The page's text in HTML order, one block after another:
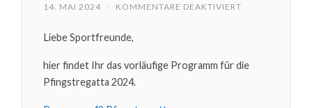
14. MAI 2024 / KOMMENTARE DEAKTIVIERT
THÜRINGER
PROGRAMM
Liebe Sportfreunde,
hier findet Ihr das vorläufige Programm für die
Pfingstregatta 2024.